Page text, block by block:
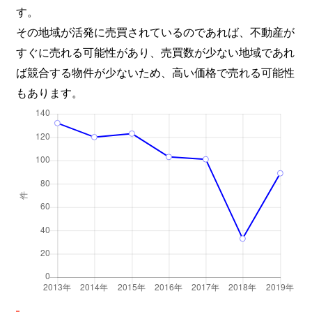
す。
その地域が活発に売買されているのであれば、不動産が
すぐに売れる可能性があり、売買数が少ない地域であれ
ば競合する物件が少ないため、高い価格で売れる可能性
もあります。